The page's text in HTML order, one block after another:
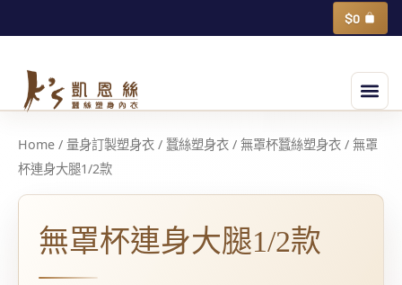
至
內
$0
物
籃
選
單
Home / 量身訂製塑身衣 / 蠶絲塑身衣 / 無罩杯蠶絲塑身衣 / 無罩
杯連身大腿1/2款
無罩杯連身大腿1/2款